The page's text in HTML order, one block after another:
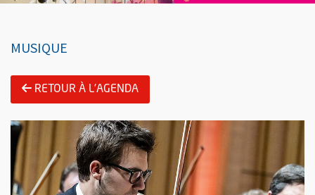
MUSIQUE
RETOUR À L'AGENDA